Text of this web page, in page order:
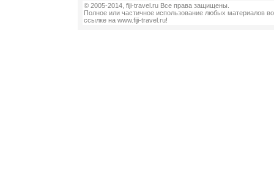
© 2005-2014, fiji-travel.ru Все права защищены.
Полное или частичное использование любых материалов
ссылке на www.fiji-travel.ru!